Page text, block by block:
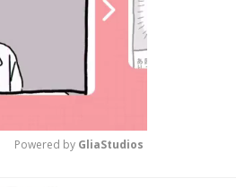
Powered by GliaStudios